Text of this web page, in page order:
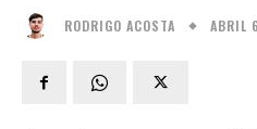
RODRIGO ACOSTA ABRIL